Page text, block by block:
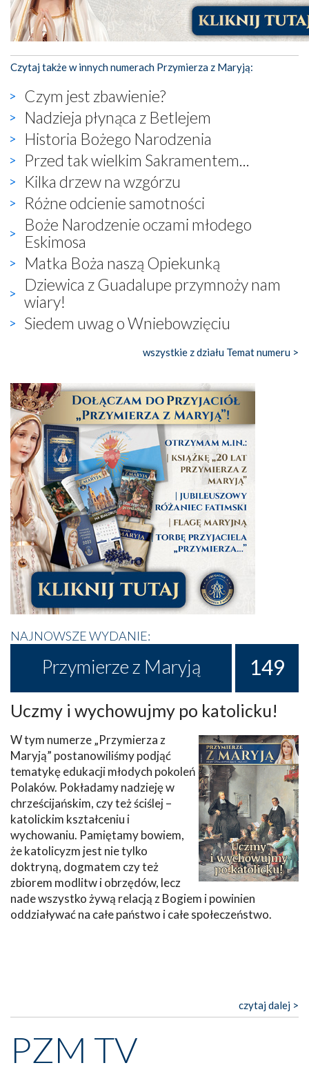
Czytaj także w innych numerach Przymierza z Maryją:
Czym jest zbawienie?
Nadzieja płynąca z Betlejem
Historia Bożego Narodzenia
Przed tak wielkim Sakramentem...
Kilka drzew na wzgórzu
Różne odcienie samotności
Boże Narodzenie oczami młodego
Eskimosa
Matka Boża naszą Opiekunką
Dziewica z Guadalupe przymnoży nam
wiary!
Siedem uwag o Wniebowzięciu
wszystkie z działu Temat numeru >
NAJNOWSZE WYDANIE:
Przymierze z Maryją 149
Uczmy i wychowujmy po katolicku!
W tym numerze „Przymierza z
Maryją” postanowiliśmy podjąć
tematykę edukacji młodych pokoleń
Polaków. Pokładamy nadzieję w
chrześcijańskim, czy też ściślej –
katolickim kształceniu i
wychowaniu. Pamiętamy bowiem,
że katolicyzm jest nie tylko
doktryną, dogmatem czy też
zbiorem modlitw i obrzędów, lecz
nade wszystko żywą relacją z Bogiem i powinien
oddziaływać na całe państwo i całe społeczeństwo.
czytaj dalej >
PZM TV